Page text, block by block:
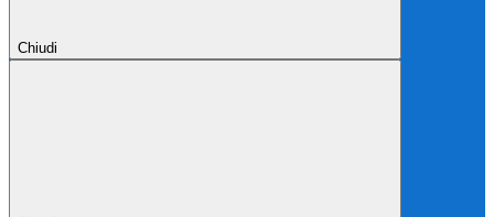
Chiudi